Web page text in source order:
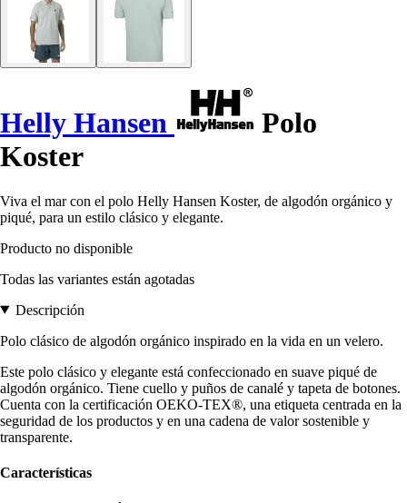
Helly Hansen
Polo
Koster
Viva el mar con el polo Helly Hansen Koster, de algodón orgánico y
piqué, para un estilo clásico y elegante.
Producto no disponible
Todas las variantes están agotadas
Descripción
Polo clásico de algodón orgánico inspirado en la vida en un velero.
Este polo clásico y elegante está confeccionado en suave piqué de
algodón orgánico. Tiene cuello y puños de canalé y tapeta de botones.
Cuenta con la certificación OEKO-TEX®, una etiqueta centrada en la
seguridad de los productos y en una cadena de valor sostenible y
transparente.
Características